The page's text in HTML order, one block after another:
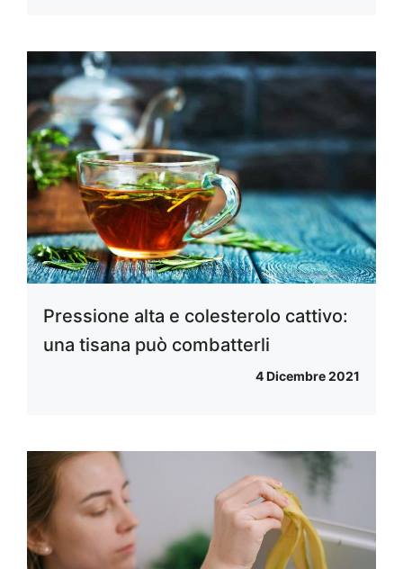
Pressione alta e colesterolo cattivo:
una tisana può combatterli
4 Dicembre 2021